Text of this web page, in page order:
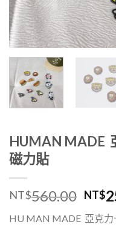
HUMAN MADE
磁力貼
NT$560.00 NT$
HU MAN MADE 亞克力